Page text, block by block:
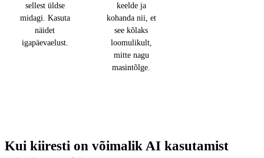
sellest üldse
midagi. Kasuta
näidet
igapäevaelust.
keelde ja
kohanda nii, et
see kõlaks
loomulikult,
mitte nagu
masintõlge.
Kui kiiresti on võimalik AI kasutamist